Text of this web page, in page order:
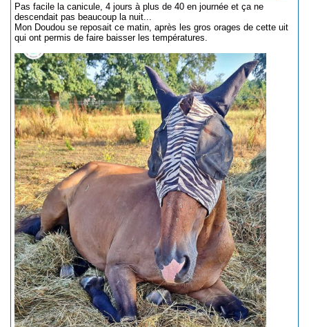
Pas facile la canicule, 4 jours à plus de 40 en journée et ça ne
descendait pas beaucoup la nuit...
Mon Doudou se reposait ce matin, après les gros orages de cette uit
qui ont permis de faire baisser les températures.